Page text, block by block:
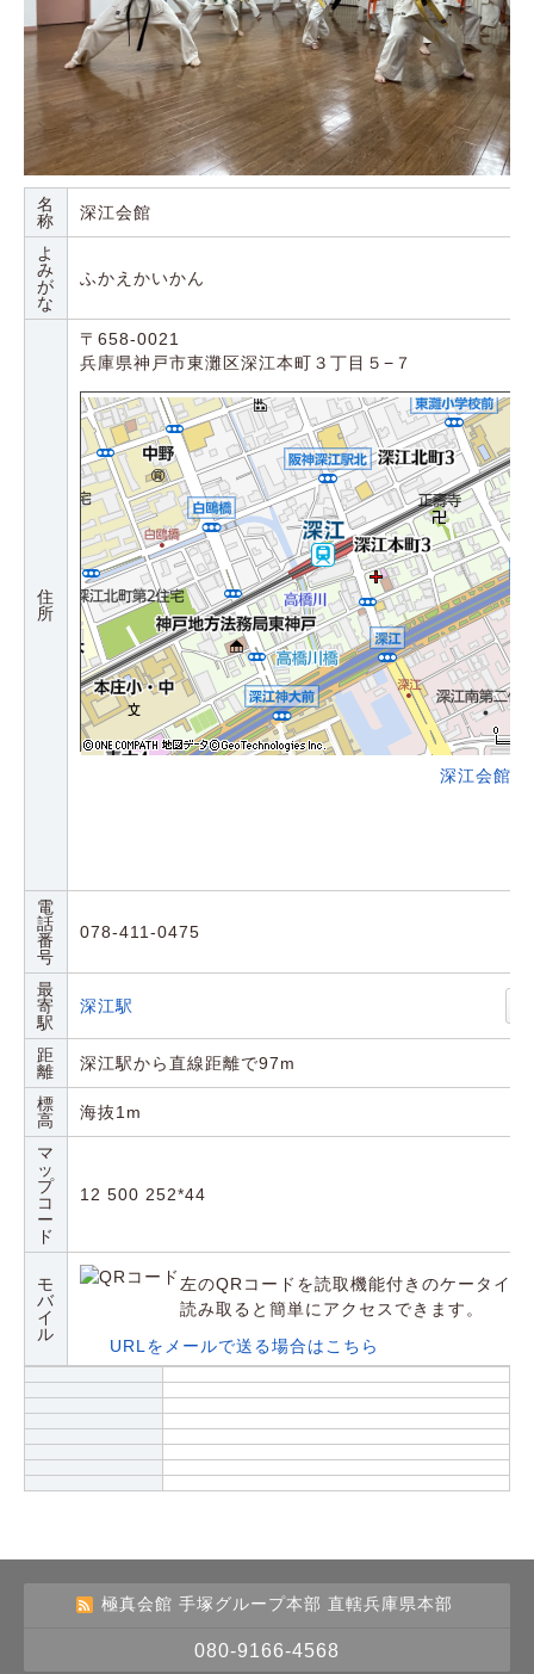
名
称
深江会館
よ
み
が
な
ふかえかいかん
住
所
〒658-0021
兵庫県神戸市東灘区深江本町３丁目５−７
深江会館
電
話
番
号
078-411-0475
最
寄
駅
深江駅
距
離
深江駅から直線距離で97m
標
高
海抜1m
マ
ッ
プ
コ
ー
ド
12 500 252*44
モ
バ
イ
ル
左のQRコードを読取機能付きのケータイ
読み取ると簡単にアクセスできます。
URLをメールで送る場合はこちら
極真会館 手塚グループ本部 直轄兵庫県本部
080-9166-4568